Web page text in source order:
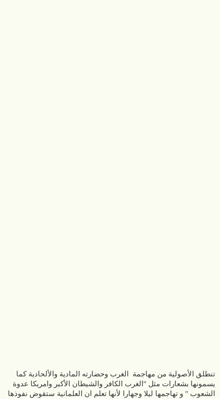
تنطلق الأصولية من مهاجمة الغرب وحضارته المادية والألحادية كما
يسمونها بشعارات مثل "الغرب الكافر والشيطان الأكبر وامريكا عدوة
الشعوب " و تهاجمها ليلا وجهارا لأنها تعلم ان العلمانية ستقوض نفوذها